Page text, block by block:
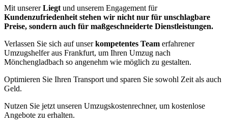
Mit unsererLiegt und unserem Engagement für
Kundenzufriedenheit stehen wir nicht nur für unschlagbare
Preise, sondern auch für maßgeschneiderte Dienstleistungen.
Verlassen Sie sich auf unserkompetentes Team erfahrener
Umzugshelfer aus Frankfurt, um Ihren Umzug nach
Mönchengladbach so angenehm wie möglich zu gestalten.
Optimieren Sie Ihren Transport und sparen Sie sowohl Zeit als auch
Geld.
Nutzen Sie jetzt unseren Umzugskostenrechner, um kostenlose
Angebote zu erhalten.